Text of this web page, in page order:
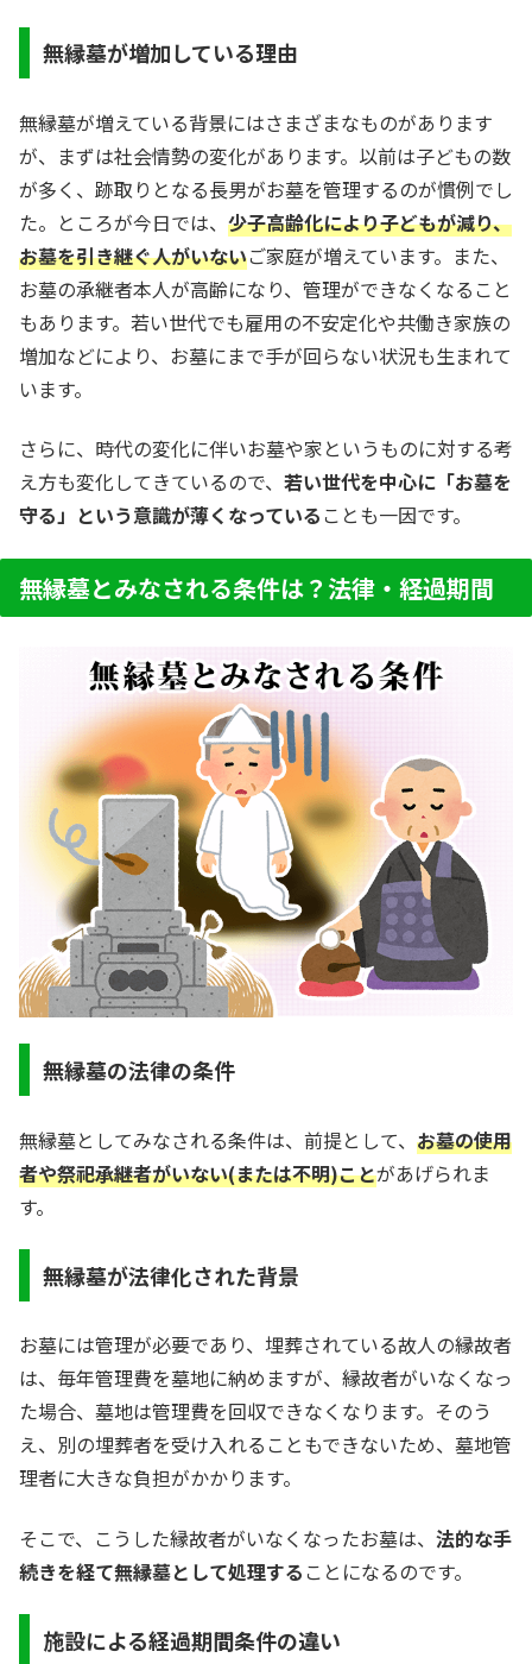
無縁墓が増加している理由
無縁墓が増えている背景にはさまざまなものがあります
が、まずは社会情勢の変化があります。以前は子どもの数
が多く、跡取りとなる長男がお墓を管理するのが慣例でし
た。ところが今日では、 少子高齢化により子どもが減り、
お墓を引き継ぐ人がいないご家庭が増えています。また、
お墓の承継者本人が高齢になり、管理ができなくなること
もあります。若い世代でも雇用の不安定化や共働き家族の
増加などにより、お墓にまで手が回らない状況も生まれて
います。
さらに、時代の変化に伴いお墓や家というものに対する考
え方も変化してきているので、 若い世代を中心に「お墓を
守る」という意識が薄くなっている ことも一因です。
無縁墓とみなされる条件は？法律・経過期間
無縁墓の法律の条件
無縁墓としてみなされる条件は、前提として、 お墓の使用
者や祭祀承継者がいない(または不明)ことがあげられま
す。
無縁墓が法律化された背景
お墓には管理が必要であり、埋葬されている故人の縁故者
は、毎年管理費を墓地に納めますが、縁故者がいなくなっ
た場合、墓地は管理費を回収できなくなります。そのう
え、別の埋葬者を受け入れることもできないため、墓地管
理者に大きな負担がかかります。
そこで、こうした縁故者がいなくなったお墓は、 法的な手
続きを経て無縁墓として処理する ことになるのです。
施設による経過期間条件の違い